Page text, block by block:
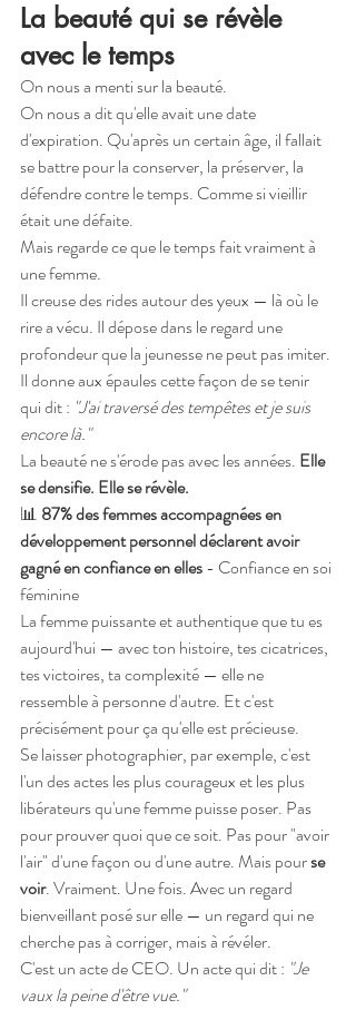
La beauté qui se révèle
avec le temps
On nous a menti sur la beauté.
On nous a dit qu'elle avait une date
d'expiration. Qu'après un certain âge, il fallait
se battre pour la conserver, la préserver, la
défendre contre le temps. Comme si vieillir
était une défaite.
Mais regarde ce que le temps fait vraiment à
une femme.
Il creuse des rides autour des yeux — là où le
rire a vécu. Il dépose dans le regard une
profondeur que la jeunesse ne peut pas imiter.
Il donne aux épaules cette façon de se tenir
qui dit : "J'ai traversé des tempêtes et je suis
encore là."
La beauté ne s'érode pas avec les années. Elle
se densifie. Elle se révèle.
📊 87% des femmes accompagnées en
développement personnel déclarent avoir
gagné en confiance en elles - Confiance en soi
féminine
La femme puissante et authentique que tu es
aujourd'hui — avec ton histoire, tes cicatrices,
tes victoires, ta complexité — elle ne
ressemble à personne d'autre. Et c'est
précisément pour ça qu'elle est précieuse.
Se laisser photographier, par exemple, c'est
l'un des actes les plus courageux et les plus
libérateurs qu'une femme puisse poser. Pas
pour prouver quoi que ce soit. Pas pour "avoir
l'air" d'une façon ou d'une autre. Mais pour se
voir. Vraiment. Une fois. Avec un regard
bienveillant posé sur elle — un regard qui ne
cherche pas à corriger, mais à révéler.
C'est un acte de CEO. Un acte qui dit : "Je
vaux la peine d'être vue."